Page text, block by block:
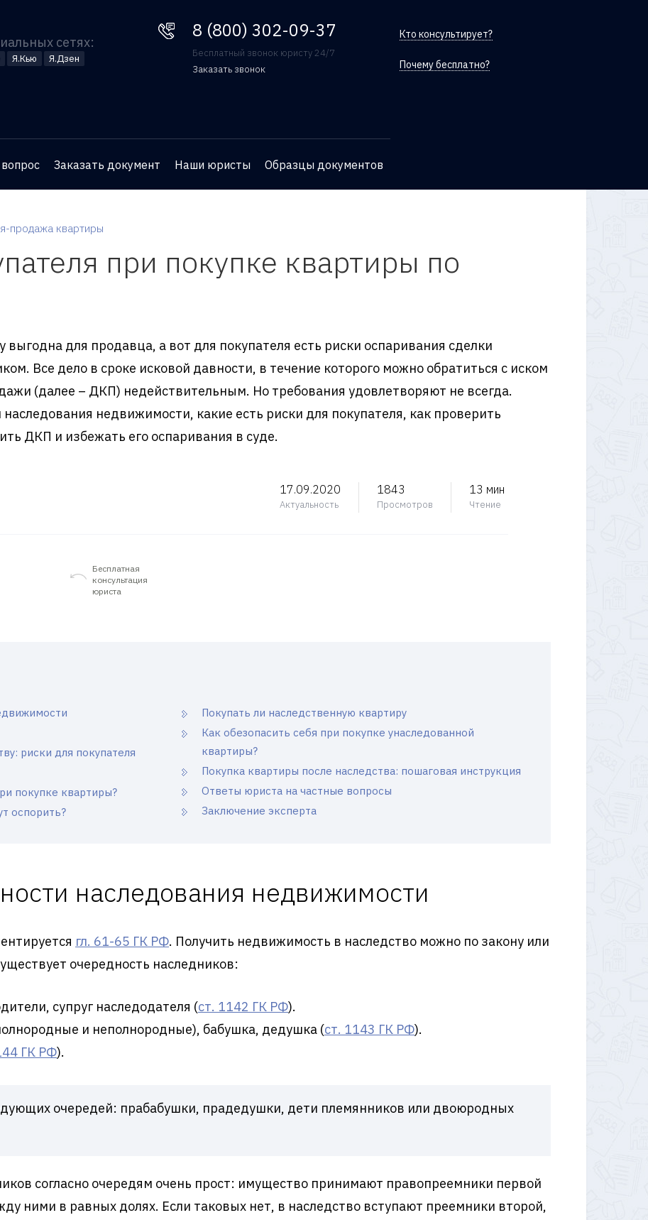
сетях:
Я.Кью Я.Дзен
8 (800) 302-09-37
Бесплатный звонок юристу 24/7
Заказать звонок
и юрист перезвонит вам
консультации
Кто консультирует?
Почему бесплатно?
Заказать документ Наши юристы Образцы документов
продажа квартиры
при покупке квартиры по
для продавца, а вот для покупателя есть риски оспаривания сделки
Все дело в сроке исковой давности, в течение которого можно обратиться с иском
(далее – ДКП) недействительным. Но требования удовлетворяют не всегда.
недвижимости, какие есть риски для покупателя, как проверить
ДКП и избежать его оспаривания в суде.
17.09.2020
Актуальность
1843
Просмотров
13 мин
Чтение
Бесплатная
консультация
юриста
риски для покупателя
покупке квартиры?
оспорить?
Покупать ли наследственную квартиру
Как обезопасить себя при покупке унаследованной
квартиры?
Покупка квартиры после наследства: пошаговая инструкция
Ответы юриста на частные вопросы
Заключение эксперта
наследования недвижимости
гл. 61-65 ГК РФ. Получить недвижимость в наследство можно по закону или
очередность наследников:
супруг наследодателя (ст. 1142 ГК РФ).
и неполнородные), бабушка, дедушка (ст. 1143 ГК РФ).
ГК РФ).
очередей: прабабушки, прадедушки, дети племянников или двоюродных
согласно очередям очень прост: имущество принимают правопреемники первой
ними в равных долях. Если таковых нет, в наследство вступают преемники второй,